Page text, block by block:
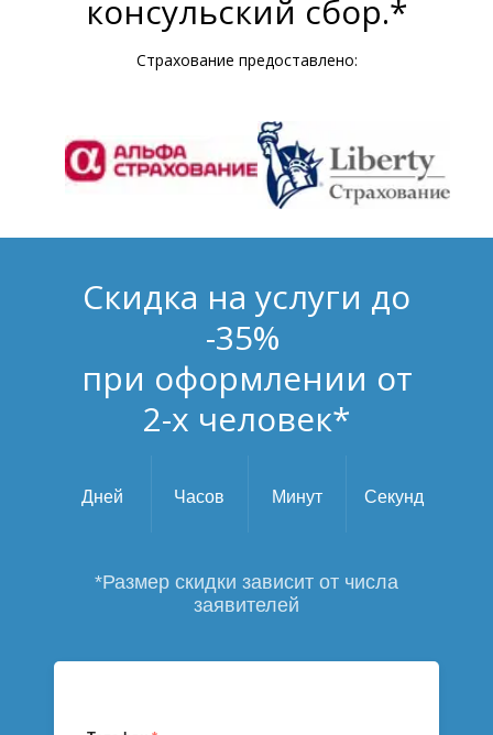
консульский сбор.*
Страхование предоставлено:
Скидка на услуги до
-35%
при оформлении от
2-х человек*
Дней Часов Минут Секунд
*Размер скидки зависит от числа
заявителей